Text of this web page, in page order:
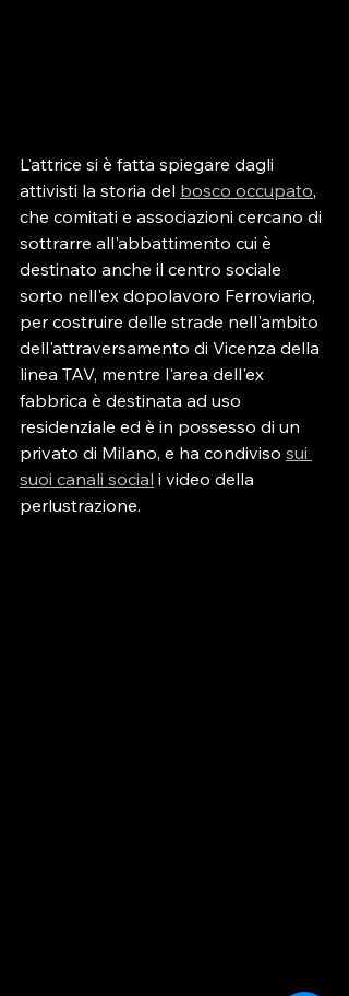
L'attrice si è fatta spiegare dagli
attivisti la storia del bosco occupato,
che comitati e associazioni cercano di
sottrarre all'abbattimento cui è
destinato anche il centro sociale
sorto nell'ex dopolavoro Ferroviario,
per costruire delle strade nell'ambito
dell'attraversamento di Vicenza della
linea TAV, mentre l'area dell'ex
fabbrica è destinata ad uso
residenziale ed è in possesso di un
privato di Milano, e ha condiviso sui
suoi canali social i video della
perlustrazione.